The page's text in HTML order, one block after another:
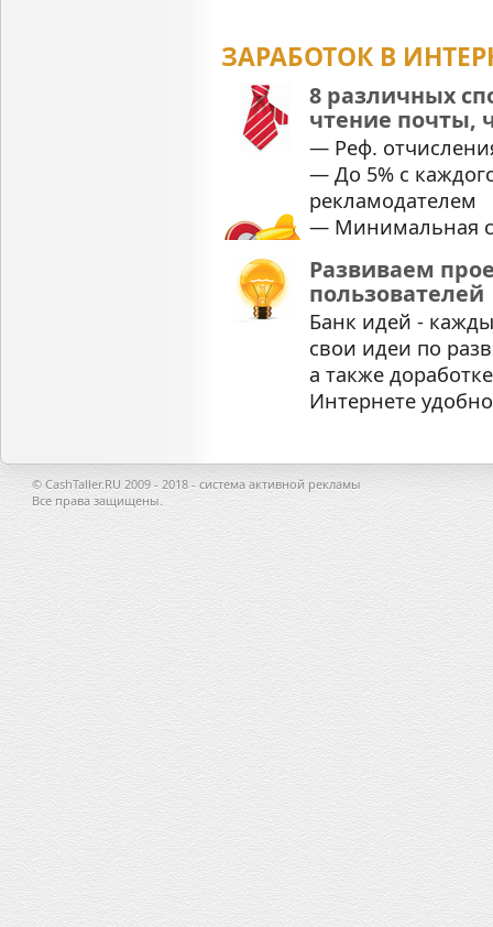
ЗАРАБОТОК В
8 различных
чтение почты,
— Реф.
— До 5% с
рекламодателем
— Минимальная
Развиваем
пользователей
Банк идей -
свои идеи по
а также
Интернете
© CashTaller.RU 2009 - 2018 - система активной рекламы
Все права защищены.